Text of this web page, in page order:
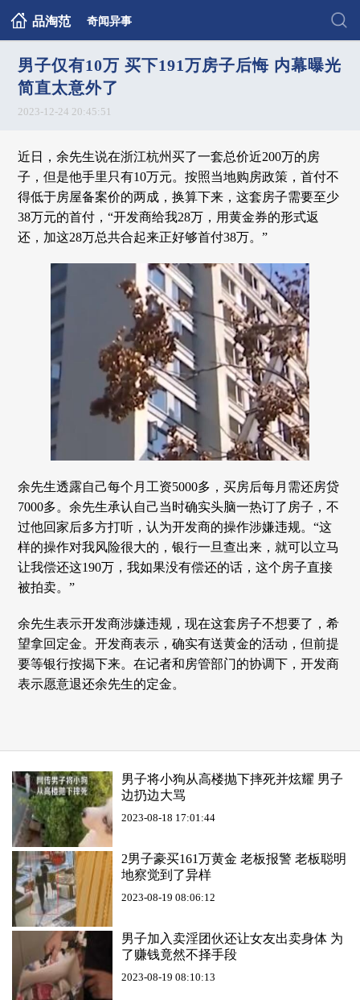
品淘范 奇闻异事
男子仅有10万 买下191万房子后悔 内幕曝光
简直太意外了
2023-12-24 20:45:51
近日，余先生说在浙江杭州买了一套总价近200万的房
子，但是他手里只有10万元。按照当地购房政策，首付不
得低于房屋备案价的两成，换算下来，这套房子需要至少
38万元的首付，“开发商给我28万，用黄金券的形式返
还，加这28万总共合起来正好够首付38万。”
余先生透露自己每个月工资5000多，买房后每月需还房贷
7000多。余先生承认自己当时确实头脑一热订了房子，不
过他回家后多方打听，认为开发商的操作涉嫌违规。“这
样的操作对我风险很大的，银行一旦查出来，就可以立马
让我偿还这190万，我如果没有偿还的话，这个房子直接
被拍卖。”
余先生表示开发商涉嫌违规，现在这套房子不想要了，希
望拿回定金。开发商表示，确实有送黄金的活动，但前提
要等银行按揭下来。在记者和房管部门的协调下，开发商
表示愿意退还余先生的定金。
男子将小狗从高楼抛下摔死并炫耀 男子
边扔边大骂
2023-08-18 17:01:44
2男子豪买161万黄金 老板报警 老板聪明
地察觉到了异样
2023-08-19 08:06:12
男子加入卖淫团伙还让女友出卖身体 为
了赚钱竟然不择手段
2023-08-19 08:10:13